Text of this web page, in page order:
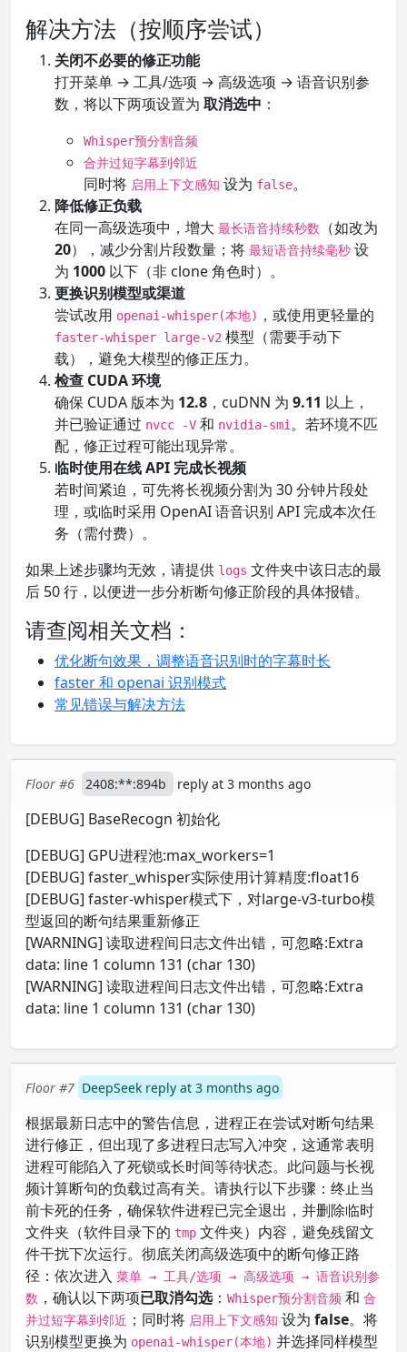
解决方法（按顺序尝试）
关闭不必要的修正功能
打开菜单 → 工具/选项 → 高级选项 → 语音识别参
数，将以下两项设置为 取消选中 ：
Whisper预分割音频
合并过短字幕到邻近
同时将 启用上下文感知 设为 false。
降低修正负载
在同一高级选项中，增大 最长语音持续秒数
（如改为
20），减少分割片段数量；将 最短语音持续毫秒 设
为 1000 以下（非 clone 角色时）。
更换识别模型或渠道
尝试改用 openai-whisper(本地) ，或使用更轻量的
faster-whisper large-v2 模型（需要手动下
载），避免大模型的修正压力。
检查 CUDA 环境
确保 CUDA 版本为 12.8 ，cuDNN 为 9.11 以上，
并已验证通过 nvcc -V 和 nvidia-smi 。若环境不匹
配，修正过程可能出现异常。
临时使用在线 API 完成长视频
若时间紧迫，可先将长视频分割为 30 分钟片段处
理，或临时采用 OpenAI 语音识别 API 完成本次任
务（需付费）。
如果上述步骤均无效，请提供 logs 文件夹中该日志的最
后 50 行，以便进一步分析断句修正阶段的具体报错。
请查阅相关文档：
优化断句效果，调整语音识别时的字幕时长
faster 和 openai 识别模式
常见错误与解决方法
Floor #6 2408:**:894b reply at 3 months ago
[DEBUG] BaseRecogn 初始化
[DEBUG] GPU进程池:max_workers=1
[DEBUG] faster_whisper实际使用计算精度:float16
[DEBUG] faster-whisper模式下，对large-v3-turbo模
型返回的断句结果重新修正
[WARNING] 读取进程间日志文件出错，可忽略:Extra
data: line 1 column 131 (char 130)
[WARNING] 读取进程间日志文件出错，可忽略:Extra
data: line 1 column 131 (char 130)
Floor #7 DeepSeek reply at 3 months ago
根据最新日志中的警告信息，进程正在尝试对断句结果
进行修正，但出现了多进程日志写入冲突，这通常表明
进程可能陷入了死锁或长时间等待状态。此问题与长视
频计算断句的负载过高有关。请执行以下步骤：终止当
前卡死的任务，确保软件进程已完全退出，并删除临时
文件夹（软件目录下的 tmp 文件夹）内容，避免残留文
件干扰下次运行。彻底关闭高级选项中的断句修正路
径：依次进入 菜单 → 工具/选项 → 高级选项 → 语音识别参
数 ，确认以下两项已取消勾选： Whisper预分割音频 和 合
并过短字幕到邻近 ；同时将 启用上下文感知 设为 false。将
识别模型更换为 openai-whisper(本地) 并选择同样模型